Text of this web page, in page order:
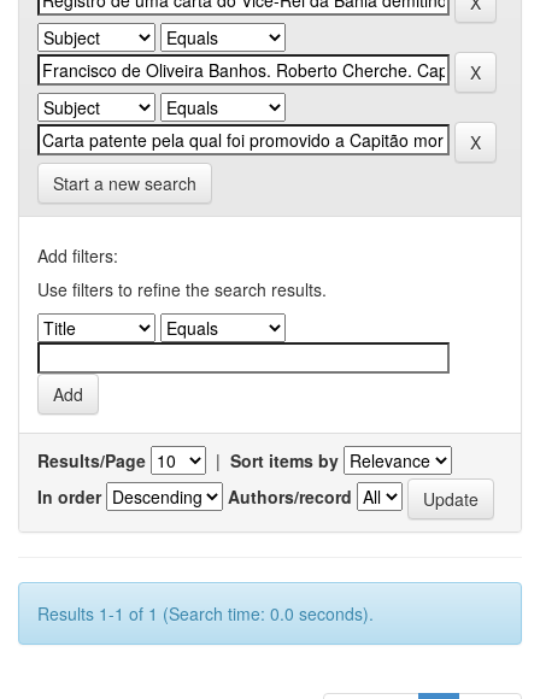
Start a new search
Add filters:
Use filters to refine the search results.
Results/Page | Sort items by
In order
Authors/record
Results 1-1 of 1 (Search time: 0.0 seconds).